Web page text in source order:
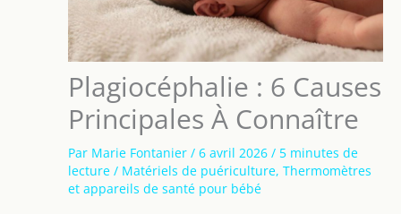
Plagiocéphalie : 6 Causes
Principales À Connaître
Par Marie Fontanier / 6 avril 2026 / 5 minutes de
lecture / Matériels de puériculture, Thermomètres
et appareils de santé pour bébé